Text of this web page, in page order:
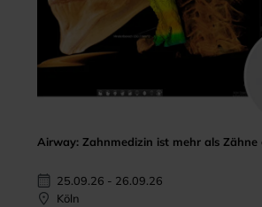
Airway: Zahnmedizin ist mehr als Zähne
25.09.26 - 26.09.26
Köln